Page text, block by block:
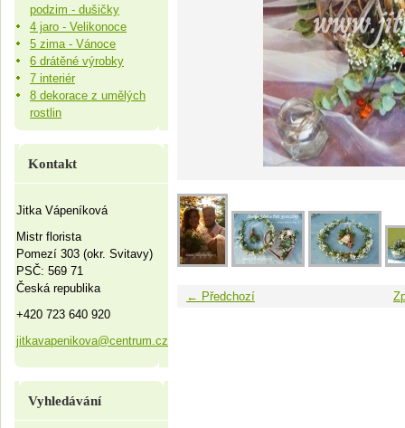
← Předchozí
podzim - dušičky
4 jaro - Velikonoce
5 zima - Vánoce
6 drátěné výrobky
7 interiér
8 dekorace z umělých
rostlin
Kontakt
Jitka Vápeníková
Mistr florista
Pomezí 303 (okr. Svitavy)
PSČ: 569 71
Česká republika
+420 723 640 920
jitkavapenikova@centrum.cz
Vyhledávání